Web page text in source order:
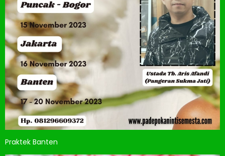
Praktek Banten